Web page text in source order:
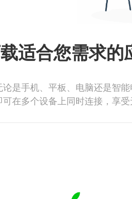
适合您需求的
是手机、平板、电脑还是智能
在多个设备上同时连接，享受